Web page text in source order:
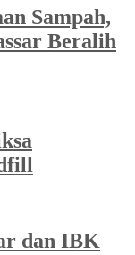
Sampah,
Beralih
dan IBK